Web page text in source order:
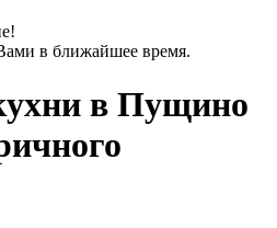
в ближайшее время.
в Пущино